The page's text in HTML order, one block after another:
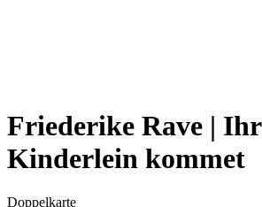
Friederike Rave | Ihr
Kinderlein kommet
Doppelkarte